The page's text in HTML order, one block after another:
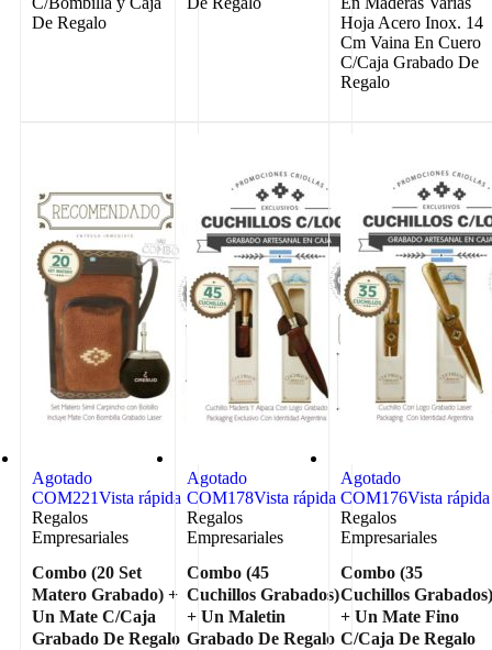
De Regalo
Hoja Acero Inox. 14
Cm Vaina En Cuero
C/Caja Grabado De
Regalo
Agotado
COM221Vista rápida
Regalos
Empresariales
Combo (20 Set
Matero Grabado) +
Un Mate C/Caja
Grabado De Regalo
Agotado
COM178Vista rápida
Regalos
Empresariales
Combo (45
Cuchillos Grabados)
+ Un Maletin
Grabado De Regalo
Agotado
COM176Vista rápida
Regalos
Empresariales
Combo (35
Cuchillos
+ Un Mate Fino
C/Caja De Regalo